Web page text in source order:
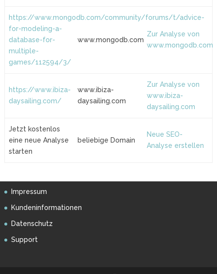
https://www.mongodb.com/community/forums/t/advice-
for-modeling-a-
database-for-
multiple-
games/112594/3/
www.mongodb.com
Zur Analyse von
www.mongodb.com
https://www.ibiza-
daysailing.com/
www.ibiza-
daysailing.com
Zur Analyse von
www.ibiza-
daysailing.com
Jetzt kostenlos
eine neue Analyse
starten
beliebige Domain
Neue SEO-
Analyse erstellen
Impressum
Kundeninformationen
Datenschutz
Support